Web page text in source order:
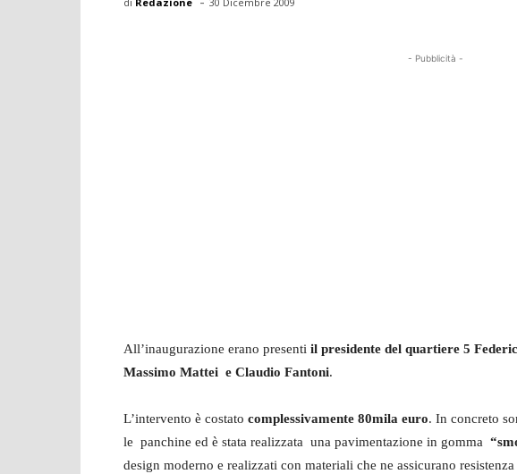
- Pubblicità -
All’inaugurazione erano presenti il presidente del quartiere 5
Massimo Mattei e Claudio Fantoni.
L’intervento è costato complessivamente 80mila euro. In concreto
le panchine ed è stata realizzata una pavimentazione in gomma
design moderno e realizzati con materiali che ne assicurano